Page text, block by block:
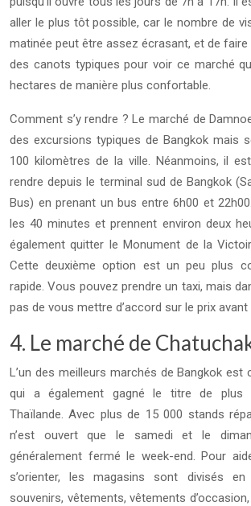
aller le plus tôt possible, car le nombre de
matinée peut être assez écrasant, et de faire
des canots typiques pour voir ce marché
hectares de manière plus confortable.
Comment s’y rendre ? Le marché de
des excursions typiques de Bangkok mais
100 kilomètres de la ville. Néanmoins, il
rendre depuis le terminal sud de Bangkok
Bus) en prenant un bus entre 6h00 et
les 40 minutes et prennent environ deux
également quitter le Monument de la
Cette deuxième option est un peu plus
rapide. Vous pouvez prendre un taxi, mais
pas de vous mettre d’accord sur le prix avant
4. Le marché de
L’un des meilleurs marchés de Bangkok est
qui a également gagné le titre de plus
Thaïlande. Avec plus de 15 000 stands
n’est ouvert que le samedi et le
généralement fermé le week-end. Pour
s’orienter, les magasins sont divisés
souvenirs, vêtements, vêtements